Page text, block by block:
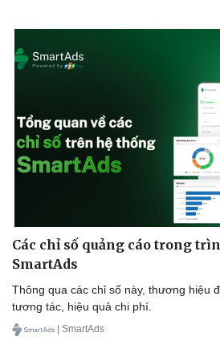
Các chỉ số quảng cáo trong
SmartAds
Thông qua các chỉ số này, thương hiệu
tương tác, hiệu quả chi phí.
| SmartAds